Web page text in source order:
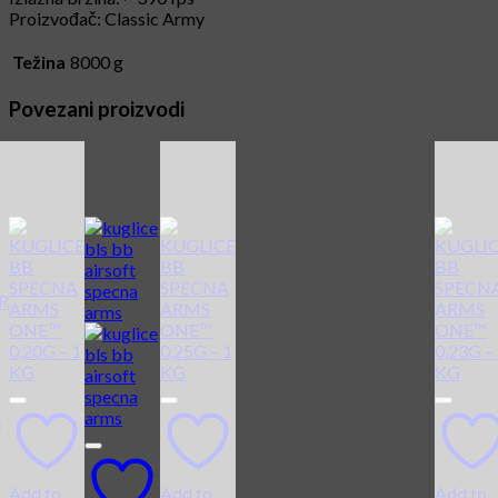
Proizvođač: Classic Army
Težina 8000 g
Povezani proizvodi
Add to
Add to
Add to